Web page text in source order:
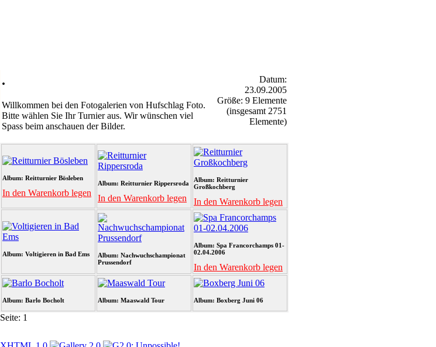
.
Willkommen bei den Fotogalerien von Hufschlag Foto.
Bitte wählen Sie Ihr Turnier aus. Wir wünschen viel
Spass beim anschauen der Bilder.
Datum:
23.09.2005
Größe: 9 Elemente
(insgesamt 2751
Elemente)
Album: Reitturnier Bösleben
In den Warenkorb legen
Album: Reitturnier Rippersroda
In den Warenkorb legen
Album: Reitturnier
Großkochberg
In den Warenkorb legen
Album: Voltigieren in Bad Ems
Album: Nachwuchschampionat
Prussendorf
Album: Spa Francorchamps 01-
02.04.2006
In den Warenkorb legen
Album: Barlo Bocholt Album: Maaswald Tour Album: Boxberg Juni 06
Seite: 1